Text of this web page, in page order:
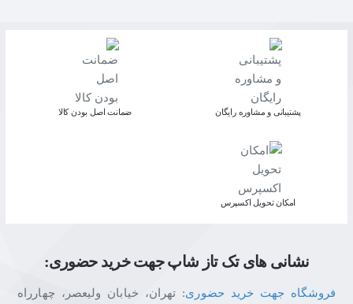
پشتیبانی و مشاوره رایگان ﺿﻤﺎﻧﺖ اﺻﻞ ﺑﻮدن ﮐﺎﻟﺎ
اﻣﮑﺎن ﺗﺤﻮﯾﻞ اﮐﺴﭙﺮس
نشانی های تک تاز شاپ جهت خرید حضوری:
فروشگاه جهت خرید حضوری: تهران، خیابان ولیعصر، چهارراه